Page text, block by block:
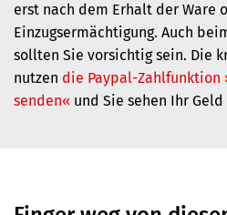
erst nach dem Erhalt der Ware
Einzugsermächtigung. Auch
sollten Sie vorsichtig sein. Die
nutzen die Paypal-Zahlfunktion
senden« und Sie sehen Ihr